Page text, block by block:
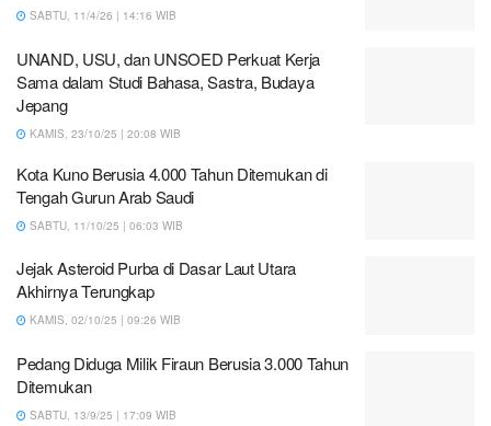
SABTU, 11/4/26 | 14:16 WIB
UNAND, USU, dan UNSOED Perkuat Kerja
Sama dalam Studi Bahasa, Sastra, Budaya
Jepang
KAMIS, 23/10/25 | 20:08 WIB
Kota Kuno Berusia 4.000 Tahun Ditemukan di
Tengah Gurun Arab Saudi
SABTU, 11/10/25 | 06:03 WIB
Jejak Asteroid Purba di Dasar Laut Utara
Akhirnya Terungkap
KAMIS, 02/10/25 | 09:26 WIB
Pedang Diduga Milik Firaun Berusia 3.000 Tahun
Ditemukan
SABTU, 13/9/25 | 17:09 WIB